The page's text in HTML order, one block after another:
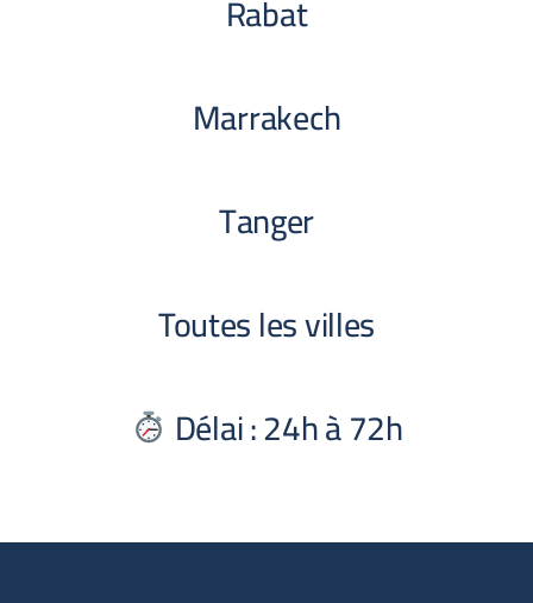
Rabat
Marrakech
Tanger
Toutes les villes
Délai : 24h à 72h